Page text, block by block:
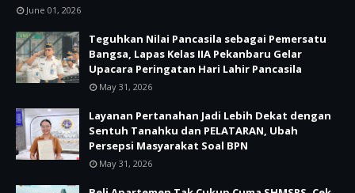
June 01, 2026
Teguhkan Nilai Pancasila sebagai Pemersatu
Bangsa, Lapas Kelas IIA Pekanbaru Gelar
Upacara Peringatan Hari Lahir Pancasila
May 31, 2026
Layanan Pertanahan Jadi Lebih Dekat dengan
Sentuh Tanahku dan PELATARAN, Ubah
Persepsi Masyarakat Soal BPN
May 31, 2026